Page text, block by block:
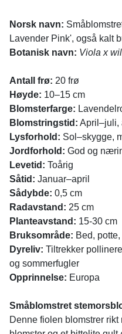
Norsk navn:
Lavender Pink', også kalt
Botanisk navn: Viola x
Antall frø: 20 frø
Høyde: 10–15 cm
Blomsterfarge:
Blomstringstid: April­–juli,
Lysforhold: Sol–skygge,
Jordforhold: God og
Levetid: Toårig
Såtid: Januar–april
Sådybde: 0,5 cm
Radavstand: 25 cm
Planteavstand: 15-30 cm
Bruksområde: Bed,
Dyreliv: Tiltrekker
og sommerfugler
Opprinnelse: Europa
Småblomstret
Denne fiolen blomstrer